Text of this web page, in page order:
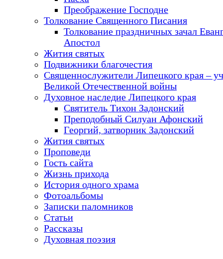
Преображение Господне
Толкование Священного Писания
Толкование праздничных зачал
Апостол
Жития святых
Подвижники благочестия
Священнослужители Липецкого края –
Великой Отечественной войны
Духовное наследие Липецкого края
Святитель Тихон Задонский
Преподобный Силуан Афонский
Георгий, затворник Задонский
Жития святых
Проповеди
Гость сайта
Жизнь прихода
История одного храма
Фотоальбомы
Записки паломников
Статьи
Рассказы
Духовная поэзия